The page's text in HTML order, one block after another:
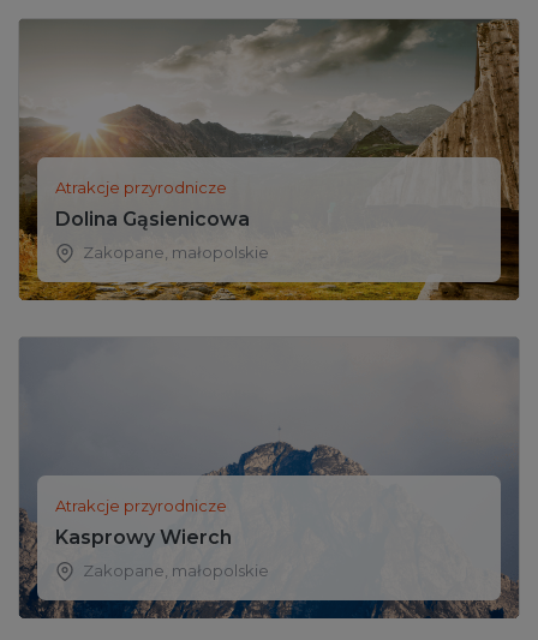
Atrakcje przyrodnicze
Dolina Gąsienicowa
Zakopane małopolskie
Atrakcje przyrodnicze
Kasprowy Wierch
Zakopane małopolskie